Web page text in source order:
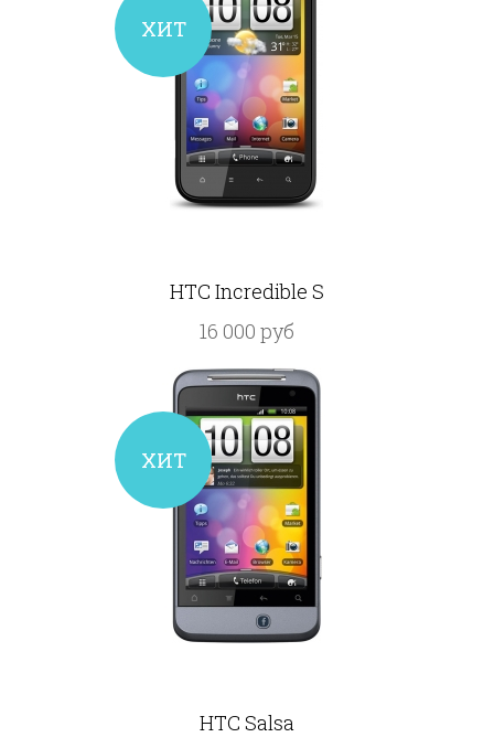
ХИТ
HTC Incredible S
16 000 руб
ХИТ
HTC Salsa